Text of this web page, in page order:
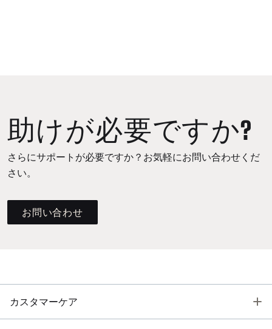
助けが必要ですか?
さらにサポートが必要ですか？お気軽にお問い合わせくだ
さい。
お問い合わせ
カスタマーケア